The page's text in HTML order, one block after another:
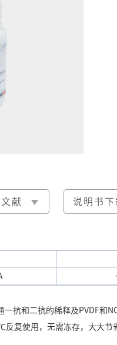
献 说明书下
抗和二抗的稀释及PVDF和
复使用，无需冻存，大大节